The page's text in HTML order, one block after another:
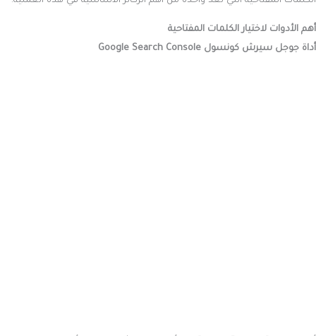
أهم الأدوات لاختيار الكلمات المفتاحية
أداة جوجل سيرش كونسول Google Search Console